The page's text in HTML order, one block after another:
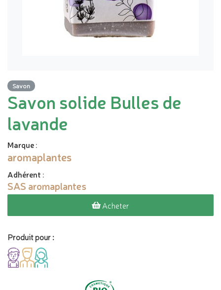
Savon
Savon solide Bulles de
lavande
Marque:
aromaplantes
Adhérent :
SAS aromaplantes
Acheter
Produit pour :